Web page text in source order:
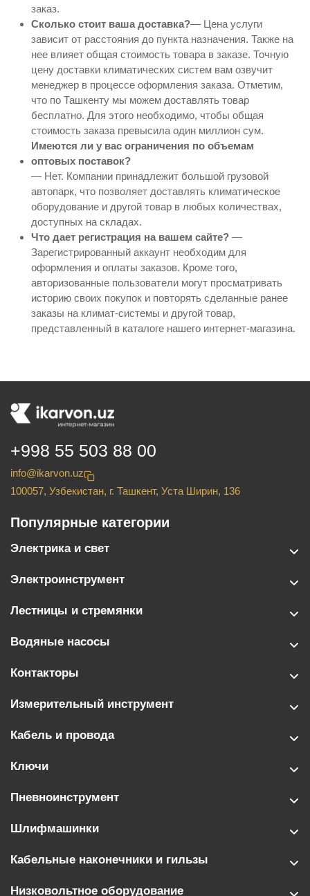
заказ.
Сколько стоит ваша доставка?— Цена услуги
зависит от расстояния до пункта назначения. Также на
нее влияет общая стоимость товара в заказе. Точную
цену доставки климатических систем вам озвучит
менеджер в процессе оформления заказа. Отметим,
что по Ташкенту мы можем доставлять товар
бесплатно. Для этого необходимо, чтобы общая
стоимость заказа превысила один миллион сум.
Имеются ли у вас ограничения по объемам
оптовых поставок?
— Нет. Компании принадлежит большой грузовой
автопарк, что позволяет доставлять климатическое
оборудование и другой товар в любых количествах,
доступных на складах.
Что дает регистрация на вашем сайте? —
Зарегистрированный аккаунт необходим для
оформления и оплаты заказов. Кроме того,
авторизованные пользователи могут просматривать
историю своих покупок и повторять сделанные ранее
заказы на климат-системы и другой товар,
представленный в каталоге нашего интернет-магазина.
+998 55 503 88 00
info@ikarvon.uz
100057, Узбекистан, г. Ташкент, Уста Ширин, 136
Популярные категории
Электрика и свет
Электроинструмент
Лестницы и стремянки
Водяные насосы
Контакторы
Измерительный инструмент
Кабель и провода
Ключи
Пневноинструмент
Шлифмашинки
Кабельные наконечники и гильзы
Низковольтное оборудование